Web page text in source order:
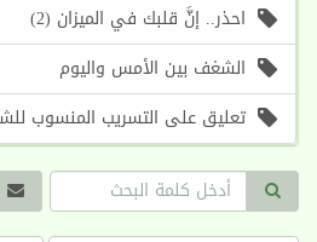
احذر.. إنَّ قلبك في الميزان (2)
الشغف بين الأمس واليوم
تعليق على التسريب المنسوب